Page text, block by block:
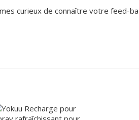
curieux de connaître votre feed-